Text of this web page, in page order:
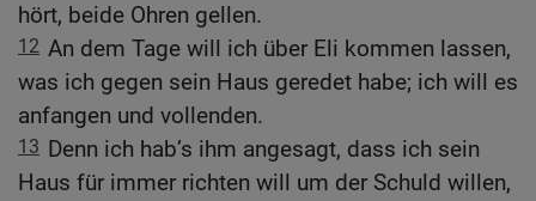
hört, beide Ohren gellen.
12 An dem Tage will ich über Eli kommen lassen,
was ich gegen sein Haus geredet habe; ich will es
anfangen und vollenden.
13 Denn ich hab’s ihm angesagt, dass ich sein
Haus für immer richten will um der Schuld willen,